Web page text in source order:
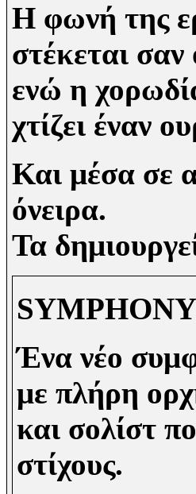
Η φωνή της
στέκεται
ενώ η
χτίζει έναν
Και μέσα σε
όνειρα.
Τα
Ένα νέο
με πλήρη
και σολίστ
στίχους.